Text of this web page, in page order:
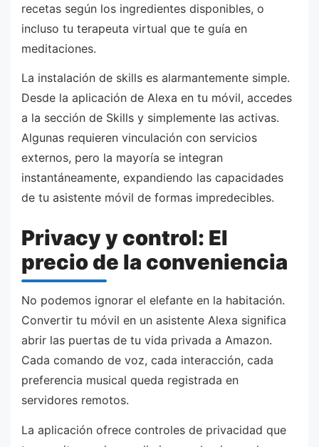
recetas según los ingredientes disponibles, o
incluso tu terapeuta virtual que te guía en
meditaciones.
La instalación de skills es alarmantemente simple.
Desde la aplicación de Alexa en tu móvil, accedes
a la sección de Skills y simplemente las activas.
Algunas requieren vinculación con servicios
externos, pero la mayoría se integran
instantáneamente, expandiendo las capacidades
de tu asistente móvil de formas impredecibles.
Privacy y control: El
precio de la conveniencia
No podemos ignorar el elefante en la habitación.
Convertir tu móvil en un asistente Alexa significa
abrir las puertas de tu vida privada a Amazon.
Cada comando de voz, cada interacción, cada
preferencia musical queda registrada en
servidores remotos.
La aplicación ofrece controles de privacidad que